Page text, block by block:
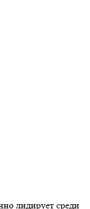
лидирует среди